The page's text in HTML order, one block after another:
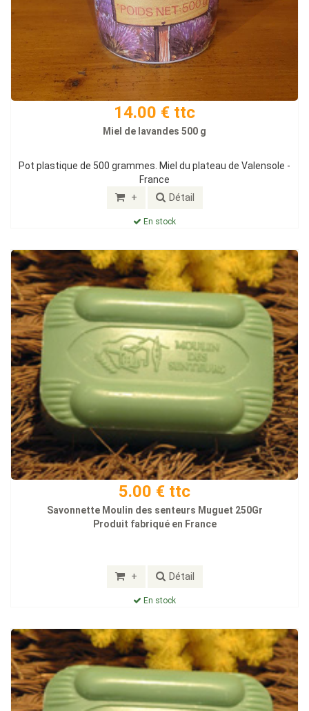
14.00 € ttc
Miel de lavandes 500 g
Pot plastique de 500 grammes. Miel du plateau de Valensole -
France
+ Détail
En stock
5.00 € ttc
Savonnette Moulin des senteurs Muguet 250Gr
Produit fabriqué en France
+ Détail
En stock